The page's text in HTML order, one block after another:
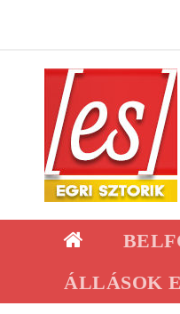
content
ÁLLÁSOK